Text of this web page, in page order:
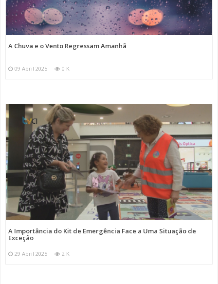
A Chuva e o Vento Regressam Amanhã
09 Abril 2025 0 K
A Importância do Kit de Emergência Face a Uma Situação de
Exceção
29 Abril 2025 2 K